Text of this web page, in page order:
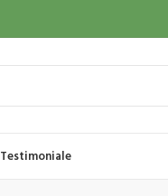
Testimoniale